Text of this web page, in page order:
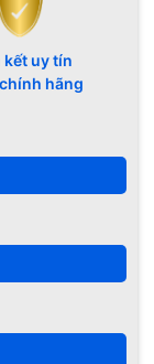
kết uy tín
hãng